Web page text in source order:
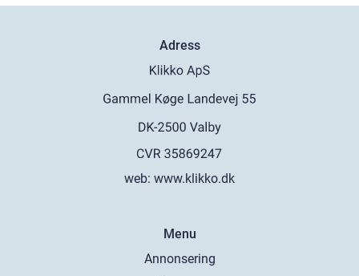
Adress
web: www.klikko.dk
Menu
Annonsering